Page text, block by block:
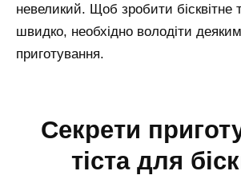
невеликий. Щоб зробити бісквітне
швидко, необхідно володіти
приготування.
секрети приготування
тіста для